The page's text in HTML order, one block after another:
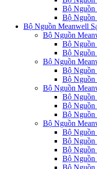
Bộ Nguồn
Bộ Nguồn
Bộ Nguồn Meanwell
Bộ Nguồn
Bộ
Bộ
Bộ Nguồn
Bộ
Bộ
Bộ Nguồn
Bộ Nguồn
Bộ Nguồn
Bộ Nguồn
Bộ Nguồn
Bộ Nguồn
Bộ Nguồn
Bộ Nguồn
Bộ Nguồn
Bộ Nguồn